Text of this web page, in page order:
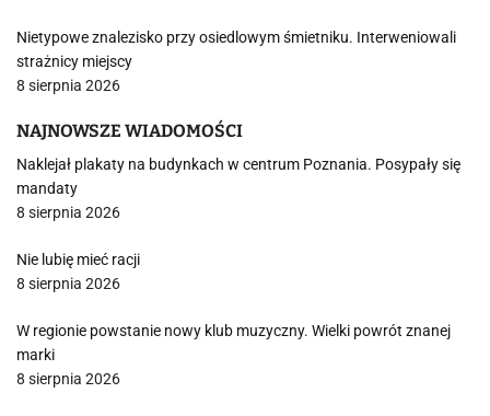
Nietypowe znalezisko przy osiedlowym śmietniku. Interweniowali
strażnicy miejscy
8 sierpnia 2026
NAJNOWSZE WIADOMOŚCI
Naklejał plakaty na budynkach w centrum Poznania. Posypały się
mandaty
8 sierpnia 2026
Nie lubię mieć racji
8 sierpnia 2026
W regionie powstanie nowy klub muzyczny. Wielki powrót znanej
marki
8 sierpnia 2026